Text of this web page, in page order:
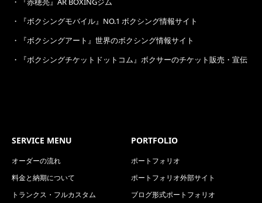
・
『ボクシングモバイル』NO.1 ボクシング情報サイト
・
『ボクシングアート』世界のボクシング情報サイト
・
『ボクシングチケットドットコム』ボクサーのチケット販売・宣伝
SERVICE MENU
オーダーの流れ
料金と納期について
トランクス・フルカスタム
PORTFOLIO
ポートフォリオ
ポートフォリオ外部サイト
ブログ形式ポートフォリオ